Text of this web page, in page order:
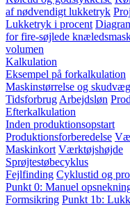
af nødvendigt lukketryk
Lukketryk i procent
for fire-søjlede
volumen
Kalkulation
Eksempel på forkalkulation
Maskinstørrelse og
Tidsforbrug Arbejdsløn
Efterkalkulation
Inden produktionsopstart
Produktionsforberedelse
Maskinkort Værktøjshøjde
Sprøjtestøbecyklus
Fejlfinding Cyklustid og
Punkt 0: Manuel
Formsikring Punkt 1b: